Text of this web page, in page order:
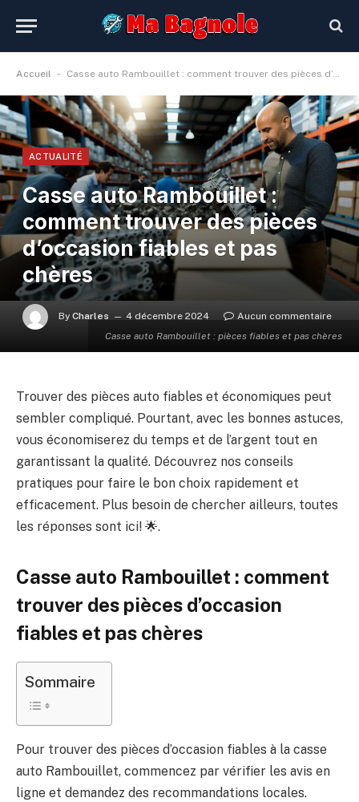
Accueil - Casse auto Rambouillet : comment trouver des pièces d’occasion fiables et pas chères
Casse auto Rambouillet : pièces fiables et pas chères
ACTUALITÉ
Casse auto Rambouillet :
comment trouver des pièces
d’occasion fiables et pas
chères
By Charles 4 décembre 2024 Aucun commentaire
Trouver des pièces auto fiables et économiques peut
sembler compliqué. Pourtant, avec les bonnes astuces,
vous économiserez du temps et de l’argent tout en
garantissant la qualité. Découvrez nos conseils
pratiques pour faire le bon choix rapidement et
efficacement. Plus besoin de chercher ailleurs, toutes
les réponses sont ici! 🌟.
Casse auto Rambouillet : comment
trouver des pièces d’occasion
fiables et pas chères
Sommaire
Pour trouver des pièces d’occasion fiables à la casse
auto Rambouillet, commencez par vérifier les avis en
ligne et demandez des recommandations locales.